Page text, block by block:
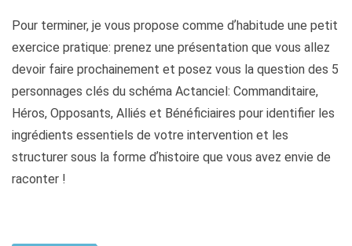
Pour terminer, je vous propose comme dʼhabitude une petit
exercice pratique: prenez une présentation que vous allez
devoir faire prochainement et posez vous la question des 5
personnages clés du schéma Actanciel: Commanditaire,
Héros, Opposants, Alliés et Bénéficiaires pour identifier les
ingrédients essentiels de votre intervention et les
structurer sous la forme dʼhistoire que vous avez envie de
raconter !